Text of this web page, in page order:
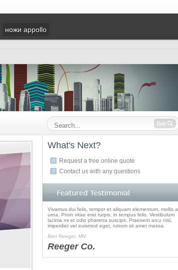
ножи appollo
What's Next?
Request a free online quote
Contact us with any questions
Vivamus dui felis, tempor et aliquam elementum, mollis a
urna. Proin vitae erat turpis, in tempus felis. Vestibulum
lacinia mi et odio pharetra suscipit. Praesent arcu nisl,
imperdiet vel euismod eget, rutrum sit amet massa.
Ben Reeger, MN
Reeger Co.